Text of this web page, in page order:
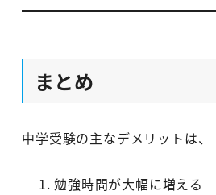
まとめ
中学受験の主なデメリットは、
勉強時間が大幅に増える